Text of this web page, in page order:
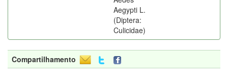
Aegypti L.
(Diptera:
Culicidae)
Compartilhamento